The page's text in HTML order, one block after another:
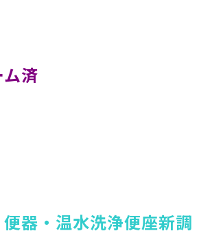
済
器・温水洗浄便座新調